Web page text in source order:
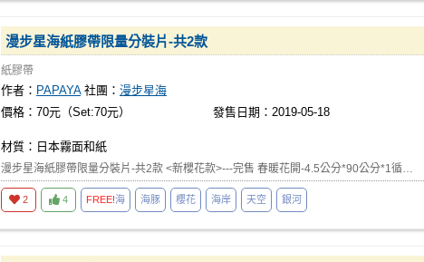
漫步星海紙膠帶限量分裝片-共2款
紙膠帶
作者： PAPAYA 社團： 漫步星海
價格：70元（Set:70元）
發售日期：2019-05-18
材質：日本霧面和紙
漫步星海紙膠帶限量分裝片-共2款 <新櫻花款>---完售 春暖花開-4.5公分*90公分*1循…
2 4 FREE!海 海豚 櫻花 海岸 天空 銀河